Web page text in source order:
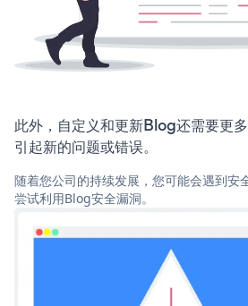
此外，自定义和更新Blog还需要更
引起新的问题或错误。
随着您公司的持续发展，您可能会遇到安
尝试利用Blog安全漏洞。